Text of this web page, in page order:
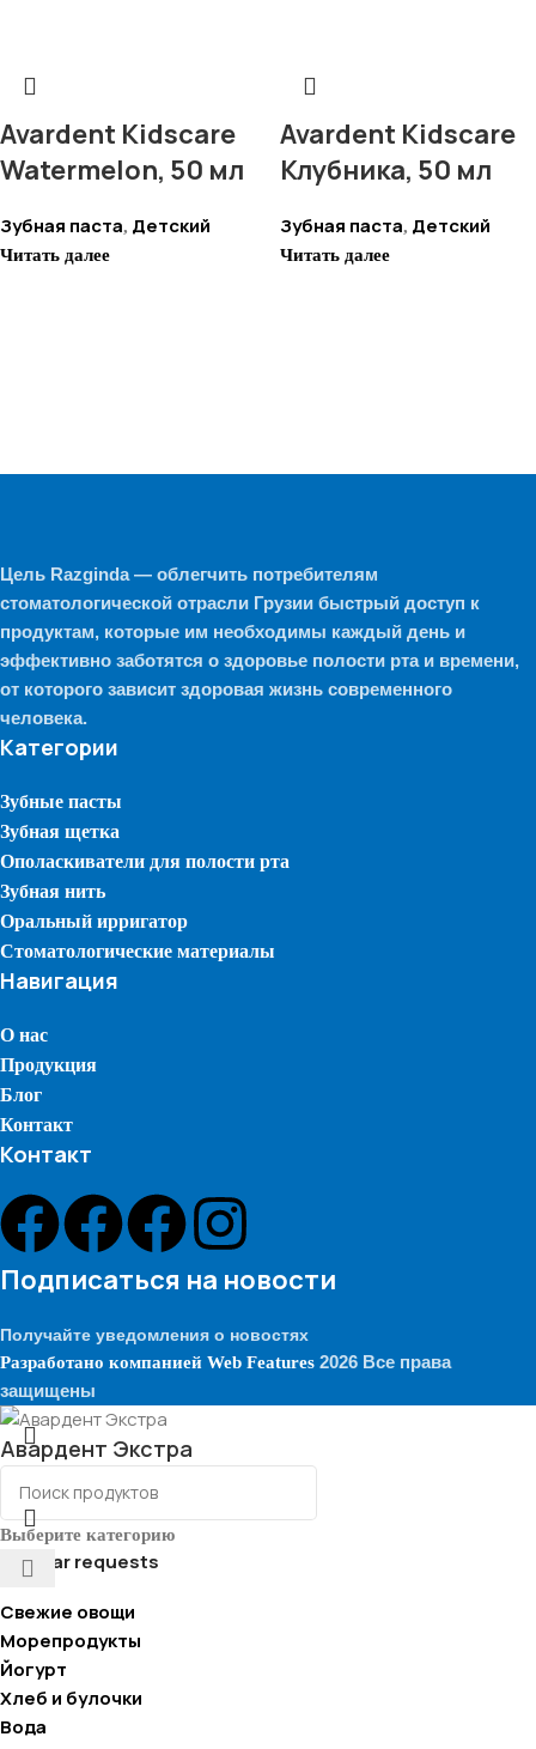
Avardent Kidscare
Watermelon, 50 мл
Зубная паста, Детский
Читать далее
Avardent Kidscare
Клубника, 50 мл
Зубная паста, Детский
Читать далее
Цель Razginda — облегчить потребителям
стоматологической отрасли Грузии быстрый доступ к
продуктам, которые им необходимы каждый день и
эффективно заботятся о здоровье полости рта и времени,
от которого зависит здоровая жизнь современного
человека.
Категории
Зубные пасты
Зубная щетка
Ополаскиватели для полости рта
Зубная нить
Оральный ирригатор
Стоматологические материалы
Навигация
О нас
Продукция
Блог
Контакт
Контакт
Подписаться на новости
Получайте уведомления о новостях
Разработано компанией Web Features 2026 Все права
защищены
Выберите категорию
Popular requests
Свежие овощи
Морепродукты
Йогурт
Хлеб и булочки
Вода
Авардент Экстра